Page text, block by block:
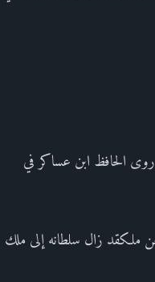
بعض [ وللآخرة أكبر درجات وأكبر تفضيلا ] ) [ الإسراء : 21 ] وقد روى الحافظ ابن عساكر في
عن ملكقد زال سلطانه إلى ملك